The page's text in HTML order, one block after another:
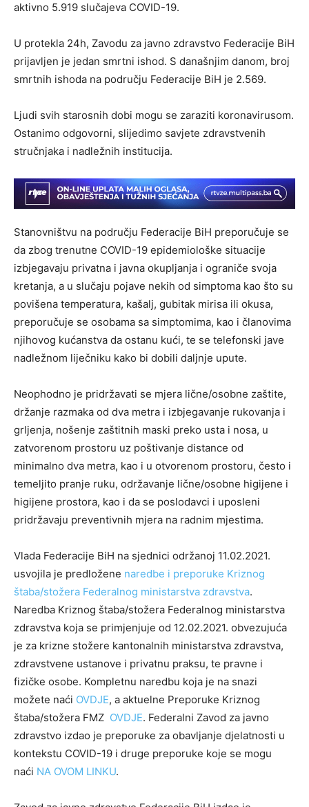
aktivno 5.919 slučajeva COVID-19.
U protekla 24h, Zavodu za javno zdravstvo Federacije BiH
prijavljen je jedan smrtni ishod. S današnjim danom, broj
smrtnih ishoda na području Federacije BiH je 2.569.
Ljudi svih starosnih dobi mogu se zaraziti koronavirusom.
Ostanimo odgovorni, slijedimo savjete zdravstvenih
stručnjaka i nadležnih institucija.
Stanovništvu na području Federacije BiH preporučuje se
da zbog trenutne COVID-19 epidemiološke situacije
izbjegavaju privatna i javna okupljanja i ograniče svoja
kretanja, a u slučaju pojave nekih od simptoma kao što su
povišena temperatura, kašalj, gubitak mirisa ili okusa,
preporučuje se osobama sa simptomima, kao i članovima
njihovog kućanstva da ostanu kući, te se telefonski jave
nadležnom liječniku kako bi dobili daljnje upute.
Neophodno je pridržavati se mjera lične/osobne zaštite,
držanje razmaka od dva metra i izbjegavanje rukovanja i
grljenja, nošenje zaštitnih maski preko usta i nosa, u
zatvorenom prostoru uz poštivanje distance od
minimalno dva metra, kao i u otvorenom prostoru, često i
temeljito pranje ruku, održavanje lične/osobne higijene i
higijene prostora, kao i da se poslodavci i uposleni
pridržavaju preventivnih mjera na radnim mjestima.
Vlada Federacije BiH na sjednici održanoj 11.02.2021.
usvojila je predložene naredbe i preporuke Kriznog
štaba/stožera Federalnog ministarstva zdravstva.
Naredba Kriznog štaba/stožera Federalnog ministarstva
zdravstva koja se primjenjuje od 12.02.2021. obvezujuća
je za krizne stožere kantonalnih ministarstva zdravstva,
zdravstvene ustanove i privatnu praksu, te pravne i
fizičke osobe. Kompletnu naredbu koja je na snazi
možete naći OVDJE, a aktuelne Preporuke Kriznog
štaba/stožera FMZ OVDJE. Federalni Zavod za javno
zdravstvo izdao je preporuke za obavljanje djelatnosti u
kontekstu COVID-19 i druge preporuke koje se mogu
naći NA OVOM LINKU.